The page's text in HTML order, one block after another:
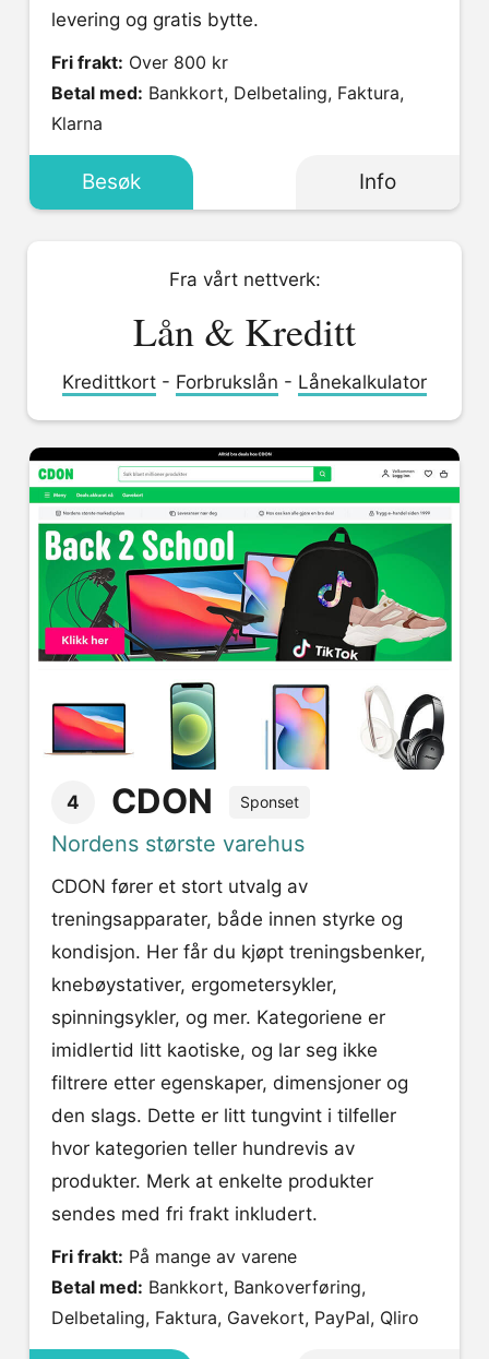
levering og gratis bytte.
Fri frakt: Over 800 kr
Betal med:
Klarna
Besøk Info
Fra vårt nettverk:
Lån & Kreditt
Kredittkort - Forbrukslån - Lånekalkulator
4 CDON Sponset
Nordens største varehus
CDON fører et stort utvalg av
treningsapparater, både innen styrke og
kondisjon. Her får du kjøpt treningsbenker,
knebøystativer, ergometersykler,
spinningsykler, og mer. Kategoriene er
imidlertid litt kaotiske, og lar seg ikke
filtrere etter egenskaper, dimensjoner og
den slags. Dette er litt tungvint i tilfeller
hvor kategorien teller hundrevis av
produkter. Merk at enkelte produkter
sendes med fri frakt inkludert.
Fri frakt: På mange av varene
Betal med:
Delbetaling, Faktura, Gavekort, PayPal, Qliro